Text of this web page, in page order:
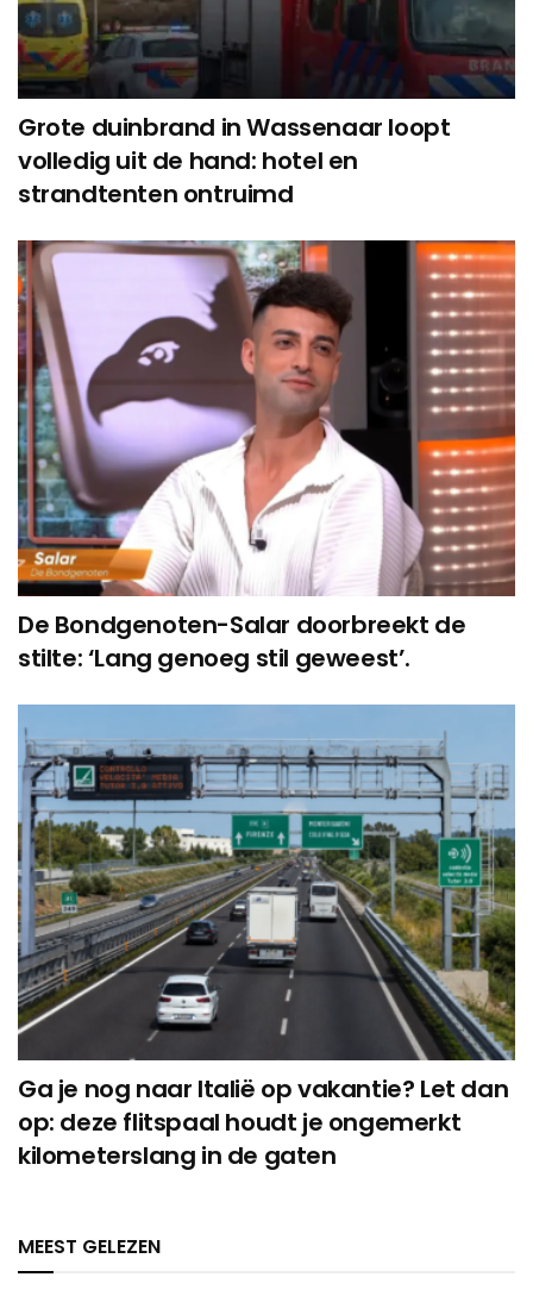
Grote duinbrand in Wassenaar loopt
volledig uit de hand: hotel en
strandtenten ontruimd
De Bondgenoten-Salar doorbreekt de
stilte: ‘Lang genoeg stil geweest’.
Ga je nog naar Italië op vakantie? Let dan
op: deze flitspaal houdt je ongemerkt
kilometerslang in de gaten
MEEST GELEZEN